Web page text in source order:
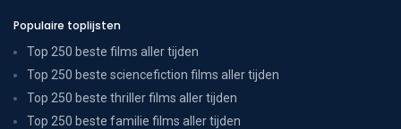
Populaire toplijsten
Top 250 beste films aller tijden
Top 250 beste sciencefiction films aller tijden
Top 250 beste thriller films aller tijden
Top 250 beste familie films aller tijden